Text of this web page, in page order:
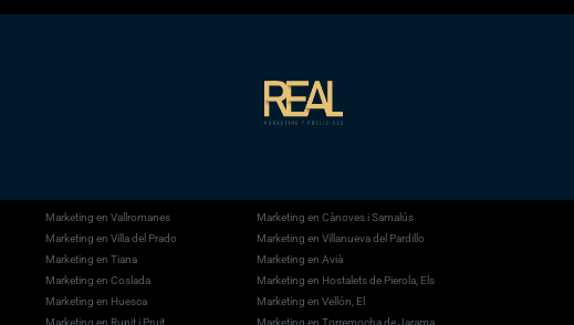
Marketing en Vallromanes
Marketing en Cànoves i Samalús
Marketing en Villa del Prado
Marketing en Villanueva del Pardillo
Marketing en Tiana
Marketing en Avià
Marketing en Coslada
Marketing en Hostalets de Pierola, Els
Marketing en Huesca
Marketing en Vellón, El